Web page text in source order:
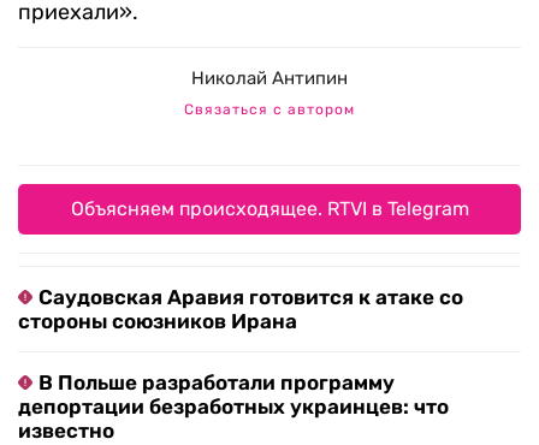
приехали».
Николай Антипин
Связаться с автором
Объясняем происходящее. RTVI в Telegram
Саудовская Аравия готовится к атаке со
стороны союзников Ирана
В Польше разработали программу
депортации безработных украинцев: что
известно